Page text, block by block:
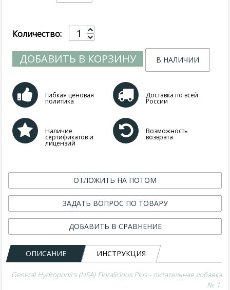
Количество:
ДОБАВИТЬ В КОРЗИНУ В НАЛИЧИИ
Гибкая ценовая
политика
Доставка по всей
России
Наличие
сертификатов и
лицензий
Возможность
возврата
ОТЛОЖИТЬ НА ПОТОМ
ЗАДАТЬ ВОПРОС ПО ТОВАРУ
ДОБАВИТЬ В СРАВНЕНИЕ
ОПИСАНИЕ ИНСТРУКЦИЯ
General Hydroponics (USA) Floralicious Plus - питательная добавка
№ 1.